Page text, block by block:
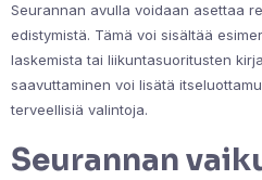
Seurannan avulla voidaan asettaa
edistymistä. Tämä voi sisältää
laskemista tai liikuntasuoritusten
saavuttaminen voi lisätä
terveellisiä valintoja.
Seurannan